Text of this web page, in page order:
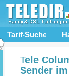
Tarif-Suche
Tele
Sender